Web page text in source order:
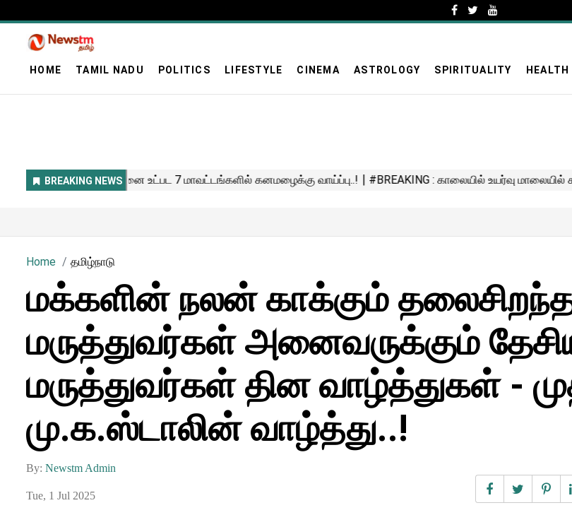
HOME TAMIL NADU POLITICS LIFESTYLE CINEMA ASTROLOGY SPIRITUALITY HEALTH
Home தமிழ்நாடு
மக்களின் நலன் காக்கும்
மருத்துவர்கள் அனைவருக்கும்
மருத்துவர்கள் தின வாழ்த்துகள் -
மு.க.ஸ்டாலின் வாழ்த்து..!
By: Newstm Admin
Tue, 1 Jul 2025